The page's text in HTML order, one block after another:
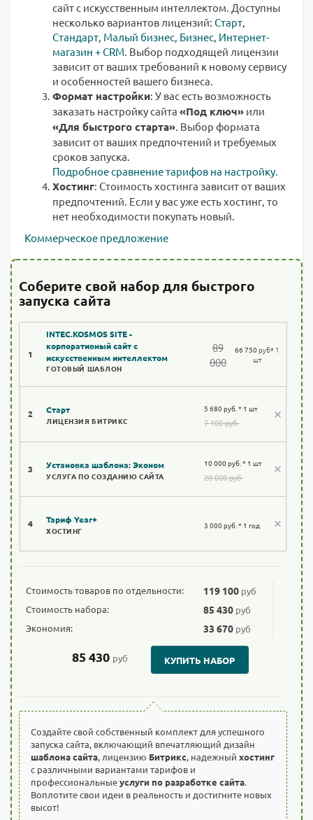
сайт с искусственным интеллектом. Доступны
несколько вариантов лицензий: Старт,
Стандарт, Малый бизнес, Бизнес, Интернет-
магазин + CRM. Выбор подходящей лицензии
зависит от ваших требований к новому сервису
и особенностей вашего бизнеса.
Формат настройки: У вас есть возможность
заказать настройку сайта «Под ключ» или
«Для быстрого старта». Выбор формата
зависит от ваших предпочтений и требуемых
сроков запуска.
Подробное сравнение тарифов на настройку.
Хостинг: Стоимость хостинга зависит от ваших
предпочтений. Если у вас уже есть хостинг, то
нет необходимости покупать новый.
Коммерческое предложение
Соберите свой набор для быстрого
запуска сайта
1
INTEC.KOSMOS SITE -
корпоративный сайт с
искусственным интеллектом
ГОТОВЫЙ ШАБЛОН
89
000
66 750руб* 1
шт
2 Старт
ЛИЦЕНЗИЯ БИТРИКС
5 680 руб. * 1 шт
7 100 руб.
3 Установка шаблона: Эконом
УСЛУГА ПО СОЗДАНИЮ САЙТА
10 000 руб. * 1 шт
20 000 руб.
4 Тариф Year+
ХОСТИНГ
3 000 руб. * 1 год
Стоимость товаров по отдельности: 119 100 руб
Стоимость набора:
85 430 руб
Экономия:
33 670 руб
85 430 руб КУПИТЬ НАБОР
Создайте свой собственный комплект для успешного
запуска сайта, включающий впечатляющий дизайн
шаблона сайта, лицензию Битрикс, надежный хостинг
с различными вариантами тарифов и
профессиональныеуслуги по разработке сайта.
Воплотите свои идеи в реальность и достигните новых
высот!